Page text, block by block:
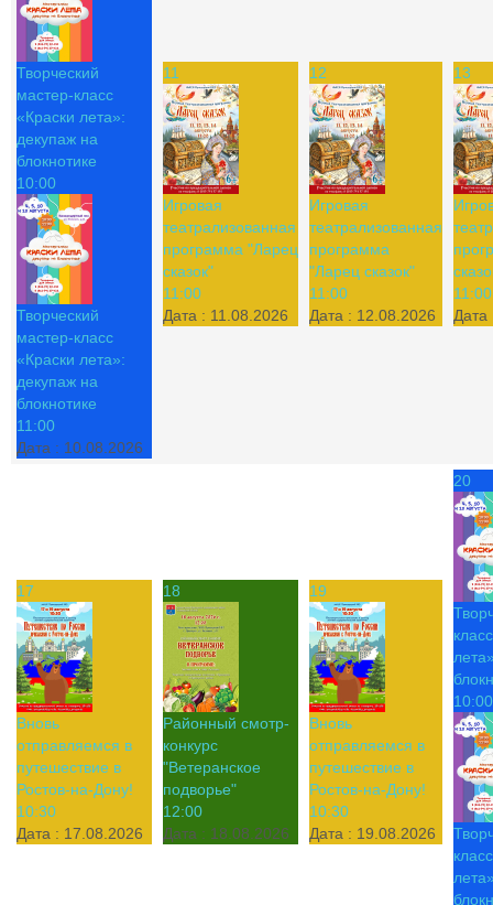
Творческий
мастер-класс
«Краски лета»:
декупаж на
блокнотике
10:00
Творческий
мастер-класс
«Краски лета»:
декупаж на
блокнотике
11:00
Дата : 10.08.2026
11
Игровая
театрализованная
программа "Ларец
сказок"
11:00
Дата : 11.08.2026
12
Игровая
театрализованная
программа
"Ларец сказок"
11:00
Дата : 12.08.2026
13
11:00
17
Вновь
отправляемся в
путешествие в
Ростов-на-Дону!
10:30
Дата : 17.08.2026
18
Районный смотр-
конкурс
"Ветеранское
подворье"
12:00
Дата : 18.08.2026
19
Вновь
отправляемся в
путешествие в
Ростов-на-Дону!
10:30
Дата : 19.08.2026
20
10:00